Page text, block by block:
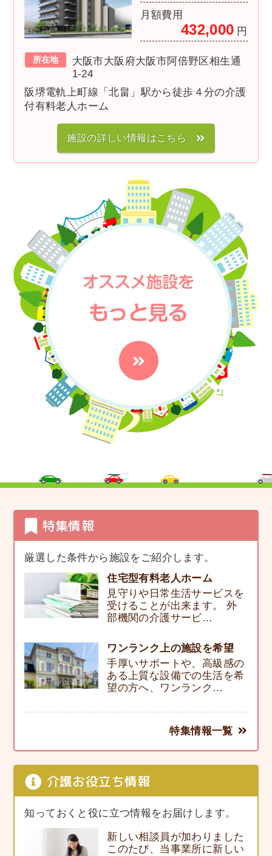
月額費用
432,000 円
所在地
大阪市大阪府大阪市阿倍野区相生通
1-24
阪堺電軌上町線「北畠」駅から徒歩４分の介護
付有料老人ホーム
施設の詳しい情報はこちら
特集情報
厳選した条件から施設をご紹介します。
住宅型有料老人ホーム
見守りや日常生活サービスを
受けることが出来ます。 外
部機関の介護サービ…
ワンランク上の施設を希望
手厚いサポートや、高級感の
ある上質な設備での生活を希
望の方へ、ワンランク…
特集情報一覧
介護お役立ち情報
知っておくと役に立つ情報をお届けします。
新しい相談員が加わりました
このたび、当事業所に新しい